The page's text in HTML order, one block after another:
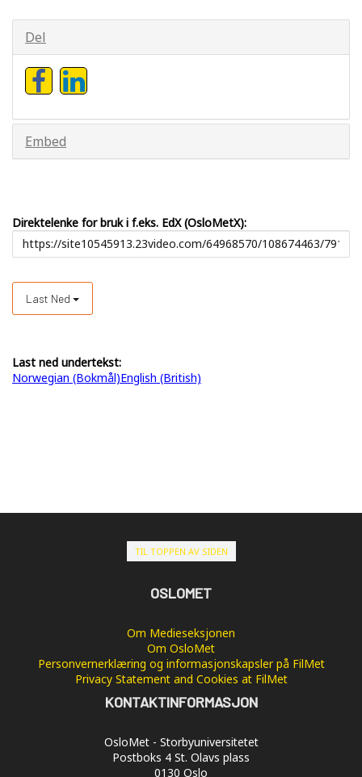
Del
Embed
Direktelenke for bruk i f.eks. EdX (OsloMetX):
Last Ned
Last ned undertekst:
Norwegian (Bokmål)English (British)
TIL TOPPEN AV SIDEN
OSLOMET
Om Medieseksjonen
Om OsloMet
Personvernerklæring og informasjonskapsler på FilMet
Privacy Statement and Cookies at FilMet
KONTAKTINFORMASJON
OsloMet - Storbyuniversitetet
Postboks 4 St. Olavs plass
0130 Oslo